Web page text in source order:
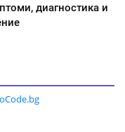
диагностика и